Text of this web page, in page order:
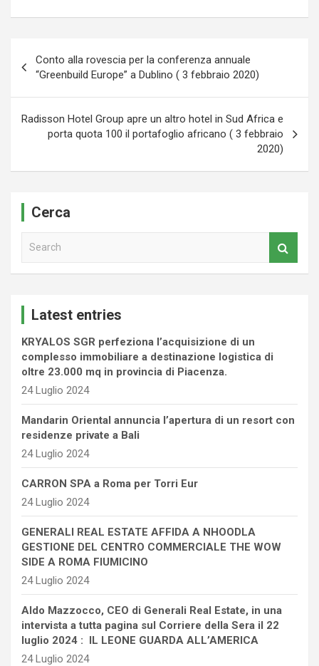
articoli
Conto alla rovescia per la conferenza annuale
“Greenbuild Europe” a Dublino ( 3 febbraio 2020)
Radisson Hotel Group apre un altro hotel in Sud Africa e
porta quota 100 il portafoglio africano ( 3 febbraio
2020)
Cerca
Latest entries
KRYALOS SGR perfeziona l’acquisizione di un
complesso immobiliare a destinazione logistica di
oltre 23.000 mq in provincia di Piacenza.
24 Luglio 2024
Mandarin Oriental annuncia l’apertura di un resort con
residenze private a Bali
24 Luglio 2024
CARRON SPA a Roma per Torri Eur
24 Luglio 2024
GENERALI REAL ESTATE AFFIDA A NHOODLA
GESTIONE DEL CENTRO COMMERCIALE THE WOW
SIDE A ROMA FIUMICINO
24 Luglio 2024
Aldo Mazzocco, CEO di Generali Real Estate, in una
intervista a tutta pagina sul Corriere della Sera il 22
luglio 2024 : IL LEONE GUARDA ALL’AMERICA
24 Luglio 2024